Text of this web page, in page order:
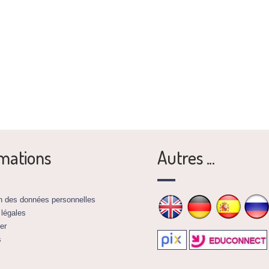
des données personnelles
Autres ...